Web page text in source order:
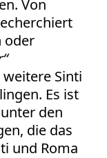
Von
oder
Sinti
Es ist
den
die das
und Roma